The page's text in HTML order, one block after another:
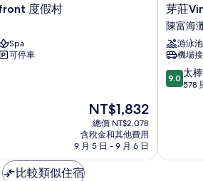
度假村
Spa
可停車
現
在
價
格
為
NT$1,832
總價 NT$2,078
含稅金和其他費用
9 月 5 日 - 9 月 6 日
芽
莊
Vinpearl
帝
國
飯
店
屬
芽莊
陳富海
游泳池
機場
9.0
分，
棒
9.0 太
578
比較類似住宿